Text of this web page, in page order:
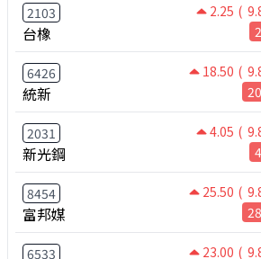
2103 2.25 (
台橡
6426 18.50 (
統新
2031 4.05 (
新光鋼
8454 25.50 (
富邦媒
6533 23.00 (